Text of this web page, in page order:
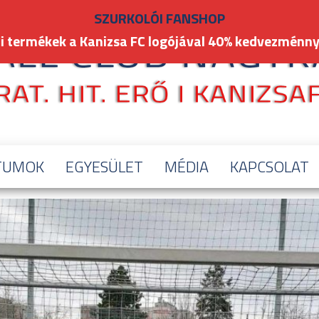
EGYESÜLET MÉDIA KAPCSOLAT
SZURKOLÓI FANSHOP
termékek a Kanizsa FC logójával 40%